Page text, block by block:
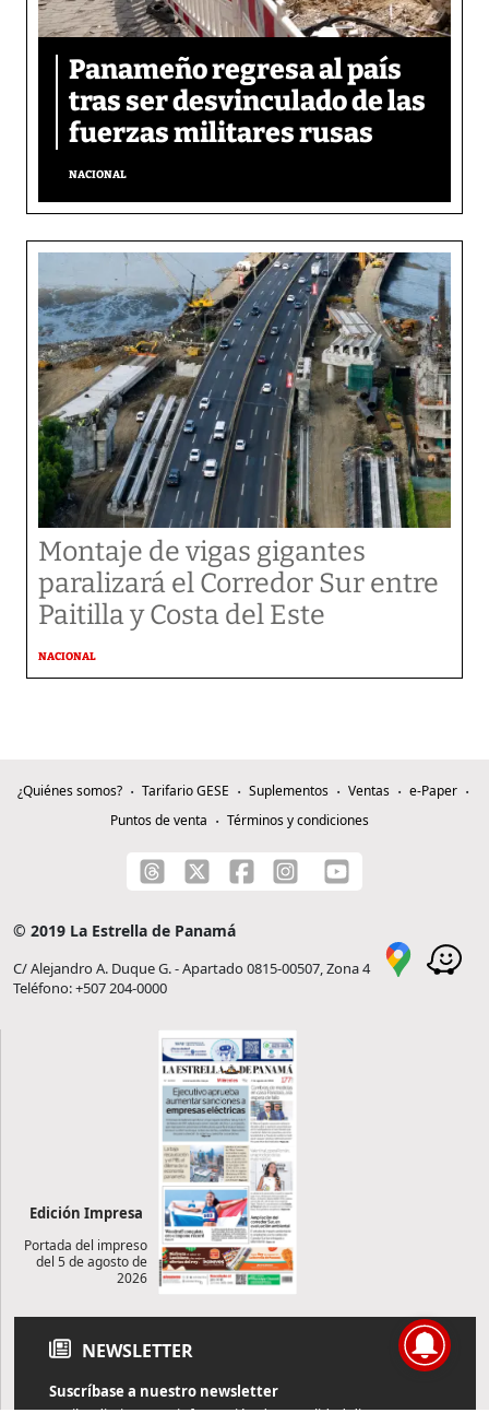
Panameño regresa al país
tras ser desvinculado de las
fuerzas militares rusas
NACIONAL
Montaje de vigas gigantes
paralizará el Corredor Sur entre
Paitilla y Costa del Este
NACIONAL
¿Quiénes somos? Tarifario GESE Suplementos Ventas
e-Paper
Puntos de venta
Términos y condiciones
© 2019 La Estrella de Panamá
C/ Alejandro A. Duque G. - Apartado 0815-00507, Zona 4
Teléfono: +507 204-0000
Edición Impresa
Portada del impreso
del 5 de agosto de
2026
NEWSLETTER
Suscríbase a nuestro newsletter